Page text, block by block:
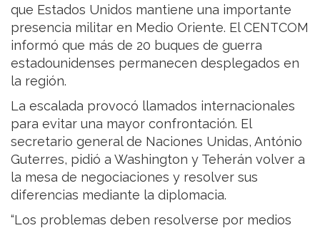
que Estados Unidos mantiene una importante
presencia militar en Medio Oriente. El CENTCOM
informó que más de 20 buques de guerra
estadounidenses permanecen desplegados en
la región.
La escalada provocó llamados internacionales
para evitar una mayor confrontación. El
secretario general de Naciones Unidas, António
Guterres, pidió a Washington y Teherán volver a
la mesa de negociaciones y resolver sus
diferencias mediante la diplomacia.
“Los problemas deben resolverse por medios